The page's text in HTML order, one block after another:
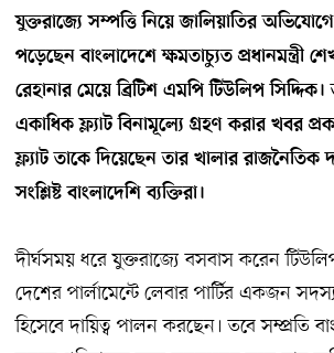
যুক্তরাজ্যে সম্পত্তি নিয়ে জালিয়াতির
পড়েছেন বাংলাদেশে ক্ষমতাচ্যুত প্রধানমন্ত্রী
রেহানার মেয়ে ব্রিটিশ এমপি টিউলিপ
একাধিক ফ্ল্যাট বিনামূল্যে গ্রহণ করার খবর
ফ্ল্যাট তাকে দিয়েছেন তার খালার
সংশ্লিষ্ট বাংলাদেশি ব্যক্তিরা।
দীর্ঘসময় ধরে যুক্তরাজ্যে বসবাস করেন
দেশের পার্লামেন্টে লেবার পার্টির একজন সদস্য
হিসেবে দায়িত্ব পালন করছেন। তবে সম্প্রতি